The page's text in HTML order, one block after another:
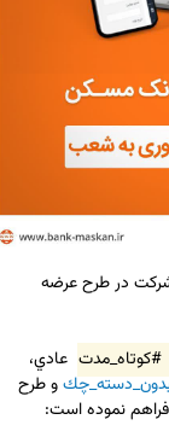
#كوتاه_مدت عادي،